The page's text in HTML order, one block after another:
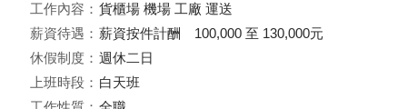
工作內容： 貨櫃場 機場 工廠 運送
薪資待遇： 薪資按件計酬 100,000 至 130,000元
休假制度： 週休二日
上班時段： 白天班